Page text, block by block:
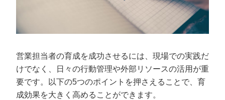
営業担当者の育成を成功させるには、現場での実践だ
けでなく、日々の行動管理や外部リソースの活用が重
要です。以下の5つのポイントを押さえることで、育
成効果を大きく高めることができます。